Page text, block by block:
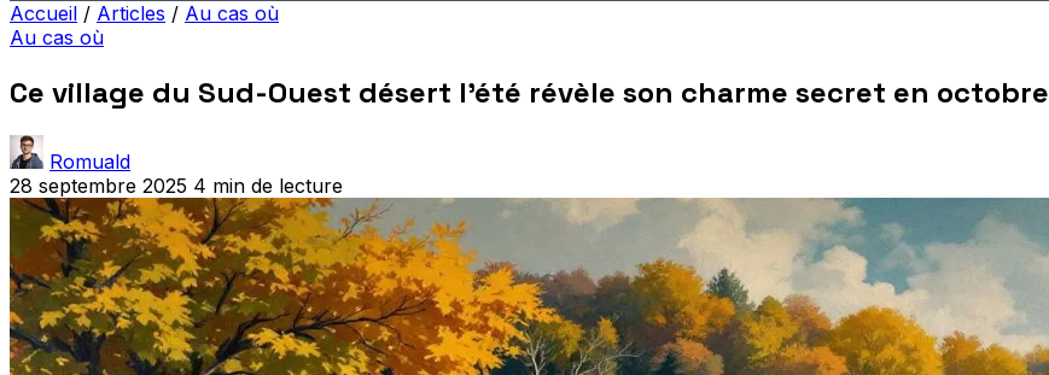
Accueil / Articles / Au cas où
Au cas où
Ce village du Sud-Ouest désert l'été révèle son charme secret en octobre
Romuald
28 septembre 2025 4 min de lecture